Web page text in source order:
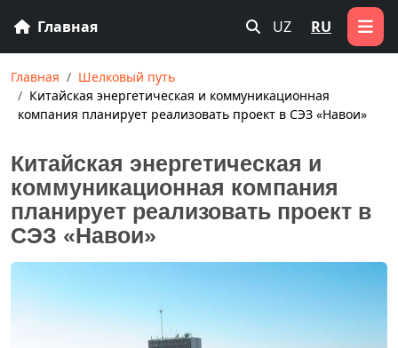
Главная UZ RU
Главная
Шелковый путь
Китайская энергетическая и коммуникационная
компания планирует реализовать проект в СЭЗ «Навои»
Китайская энергетическая и
коммуникационная компания
планирует реализовать проект в
СЭЗ «Навои»